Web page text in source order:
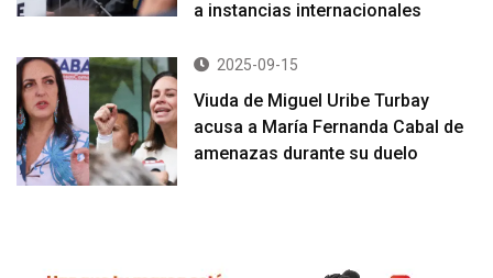
a instancias internacionales
2025-09-15
Viuda de Miguel Uribe Turbay
acusa a María Fernanda Cabal de
amenazas durante su duelo